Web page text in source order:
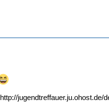
http://jugendtreffauer.ju.ohost.de/